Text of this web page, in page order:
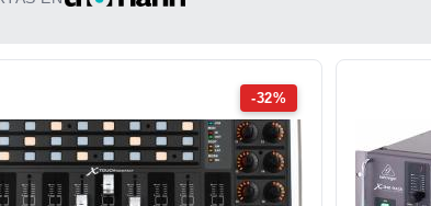
-32%